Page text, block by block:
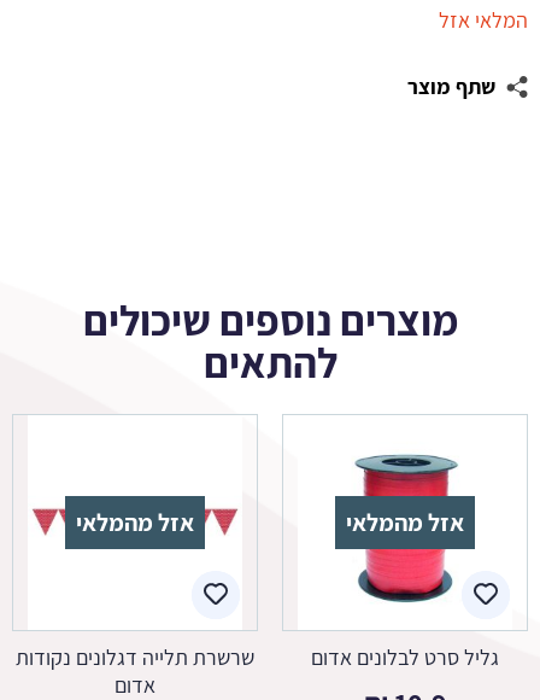
המלאי אזל
שתף מוצר
מוצרים נוספים שיכולים
להתאים
אזל מהמלאי
גליל סרט לבלונים אדום
אזל מהמלאי
שרשרת תלייה דגלונים נקודות
אדום